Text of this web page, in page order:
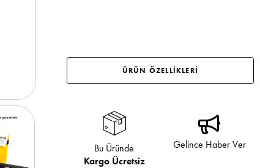
ÜRÜN ÖZELLİKLERİ
Bu Üründe
Kargo Ücretsiz
Gelince Haber Ver